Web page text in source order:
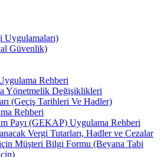
Güvenlik)
Rehberi
Yönetmelik Değişiklikleri
(Geçiş Tarihleri Ve Hadler)
Rehberi
Payı (GEKAP) Uygulama Rehberi
Vergi Tutarları, Hadler ve Cezalar
Müşteri Bilgi Formu (Beyana Tabi